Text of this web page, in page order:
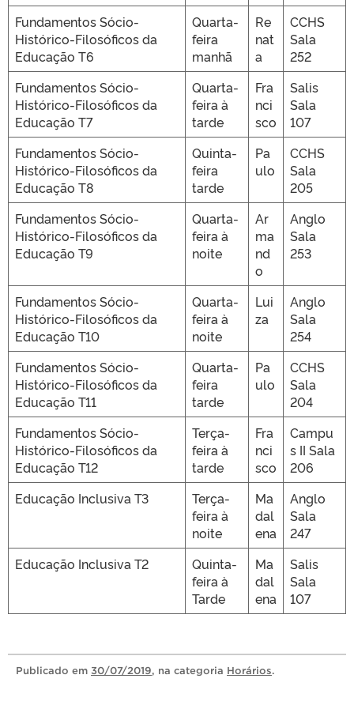
Fundamentos Sócio-
Histórico-Filosóficos da
Educação T6
Quarta-
feira
manhã
Re
nat
a
CCHS
Sala
252
Fundamentos Sócio-
Histórico-Filosóficos da
Educação T7
Quarta-
feira à
tarde
Fra
nci
sco
Salis
Sala
107
Fundamentos Sócio-
Histórico-Filosóficos da
Educação T8
Quinta-
feira
tarde
Pa
ulo
CCHS
Sala
205
Fundamentos Sócio-
Histórico-Filosóficos da
Educação T9
Quarta-
feira à
noite
Ar
ma
nd
o
Anglo
Sala
253
Fundamentos Sócio-
Histórico-Filosóficos da
Educação T10
Quarta-
feira à
noite
Lui
za
Anglo
Sala
254
Fundamentos Sócio-
Histórico-Filosóficos da
Educação T11
Quarta-
feira
tarde
Pa
ulo
CCHS
Sala
204
Fundamentos Sócio-
Histórico-Filosóficos da
Educação T12
Terça-
feira à
tarde
Fra
nci
sco
Campu
s II Sala
206
Educação Inclusiva T3
Terça-
feira à
noite
Ma
dal
ena
Anglo
Sala
247
Educação Inclusiva T2
Quinta-
feira à
Tarde
Ma
dal
ena
Salis
Sala
107
Publicado em 30/07/2019, na categoria Horários.